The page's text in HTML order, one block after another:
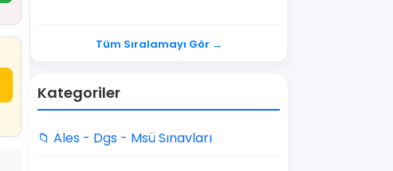
Tüm Sıralamayı Gör →
Kategoriler
📁 Ales - Dgs - Msü Sınavları